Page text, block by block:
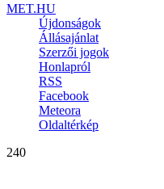
MET.HU
Újdonságok
Állásajánlat
Szerzői jogok
Honlapról
RSS
Facebook
Meteora
Oldaltérkép
240